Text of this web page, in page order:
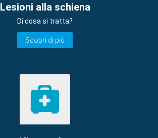
Lesioni alla schiena
Di cosa si tratta?
Scopri di più